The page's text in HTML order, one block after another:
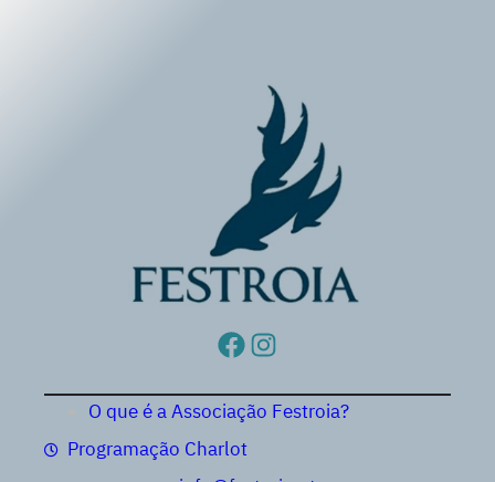
Facebook Instagram
O que é a Associação Festroia?
Programação Charlot